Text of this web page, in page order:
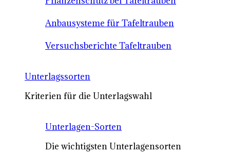
Anbausysteme für Tafeltrauben
Versuchsberichte Tafeltrauben
Unterlagssorten
Kriterien für die Unterlagswahl
Unterlagen-Sorten
Die wichtigsten Unterlagensorten